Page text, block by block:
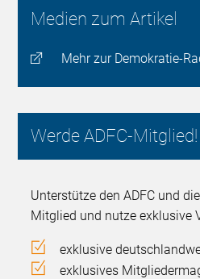
Medien zum Artikel
Mehr zur Demokratie-
Werde ADFC-Mitglied!
Unterstütze den ADFC und
Mitglied und nutze exklusive
exklusive
exklusives